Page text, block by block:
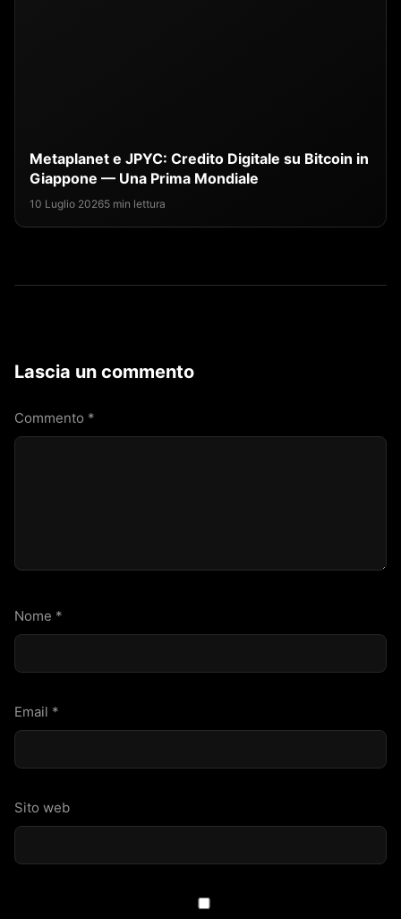
Metaplanet e JPYC: Credito Digitale su Bitcoin in
Giappone — Una Prima Mondiale
10 Luglio 20265 min lettura
Lascia un commento
Commento *
Nome *
Email *
Sito web